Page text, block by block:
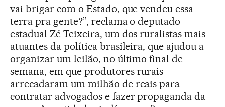
vai brigar com o Estado, que vendeu essa
terra pra gente?”, reclama o deputado
estadual Zé Teixeira, um dos ruralistas mais
atuantes da política brasileira, que ajudou a
organizar um leilão, no último final de
semana, em que produtores rurais
arrecadaram um milhão de reais para
contratar advogados e fazer propaganda da